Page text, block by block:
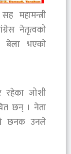
महामन्त्री
नेतृत्वको
बेला भएको
रहेका जोशी
छन् । नेता
छनक उनले